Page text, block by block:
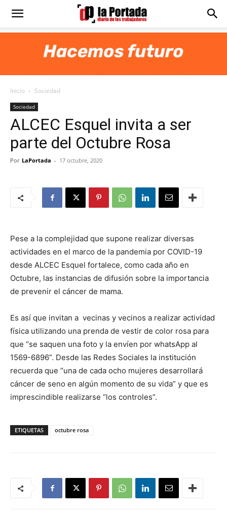
Diario
Portada
Inicio Sociedad
Sociedad
ALCEC Esquel invita a ser
parte del Octubre Rosa
Por LaPortada - 17 octubre, 2020
Pese a la complejidad que supone realizar diversas
actividades en el marco de la pandemia por COVID-19
desde ALCEC Esquel fortalece, como cada año en
Octubre, las instancias de difusión sobre la importancia
de prevenir el cáncer de mama.
Es así que invitan a vecinas y vecinos a realizar actividad
física utilizando una prenda de vestir de color rosa para
que “se saquen una foto y la envíen por whatsApp al
1569-6896”. Desde las Redes Sociales la institución
recuerda que “una de cada ocho mujeres desarrollará
cáncer de seno en algún momento de su vida” y que es
imprescindible realizarse “los controles”.
ETIQUETAS octubre rosa